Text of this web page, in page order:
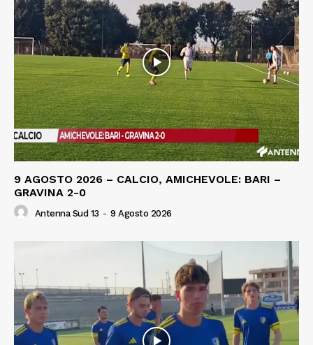
9 AGOSTO 2026 – CALCIO, AMICHEVOLE: BARI –
GRAVINA 2-0
Antenna Sud 13 - 9 Agosto 2026